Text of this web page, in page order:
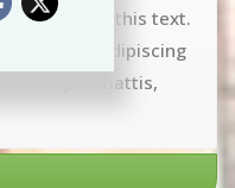
to change this text.
adipiscing
mattis,